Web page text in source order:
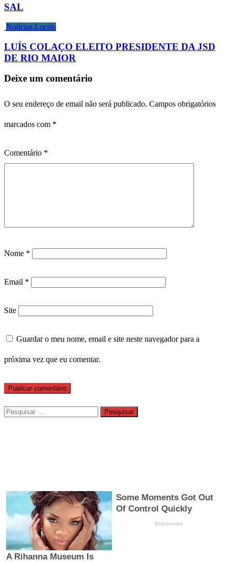
SAL
Notícias Locais
LUÍS COLAÇO ELEITO PRESIDENTE DA JSD
DE RIO MAIOR
Deixe um comentário
O seu endereço de email não será publicado. Campos obrigatórios
marcados com *
Comentário *
Nome *
Email *
Site
Guardar o meu nome, email e site neste navegador para a
próxima vez que eu comentar.
Pesquisar
por: